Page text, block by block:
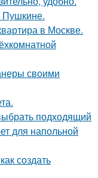
Пушкине.
в Москве.
своими
подходящий
для напольной
создать